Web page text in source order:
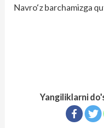
Navro‘z barchamizga
Yangiliklarni